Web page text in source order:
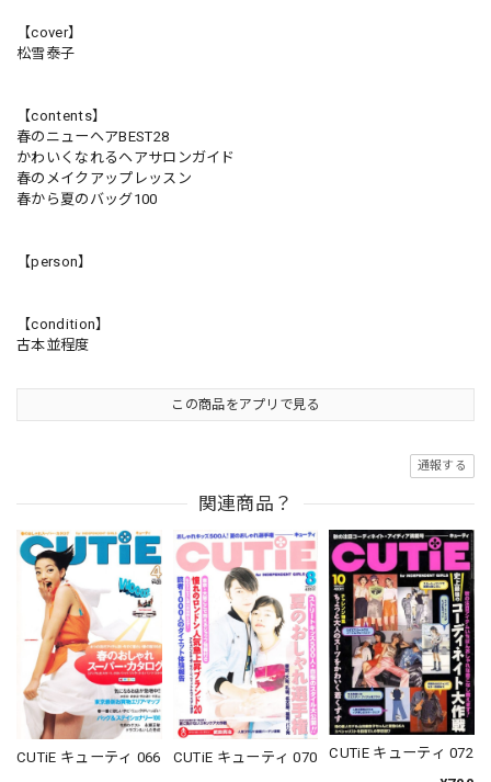
【cover】
松雪泰子
【contents】
春のニューヘアBEST28
かわいくなれるヘアサロンガイド
春のメイクアップレッスン
春から夏のバッグ100
【person】
【condition】
古本並程度
この商品をアプリで見る
通報する
関連商品？
CUTiE キューティ 066
CUTiE キューティ 070
CUTiE キューティ 072